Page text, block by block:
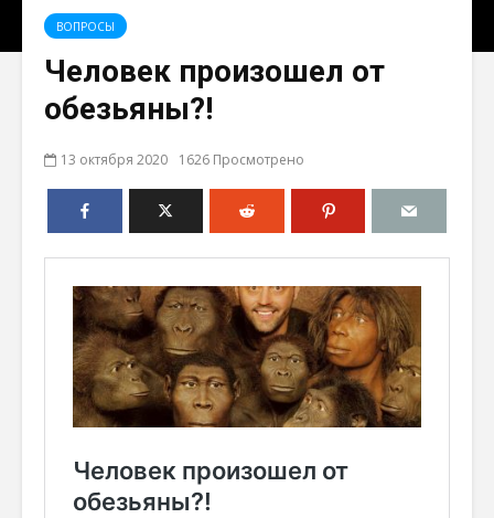
ВОПРОСЫ
Человек произошел от
обезьяны?!
13 октября 2020 1626 Просмотрено